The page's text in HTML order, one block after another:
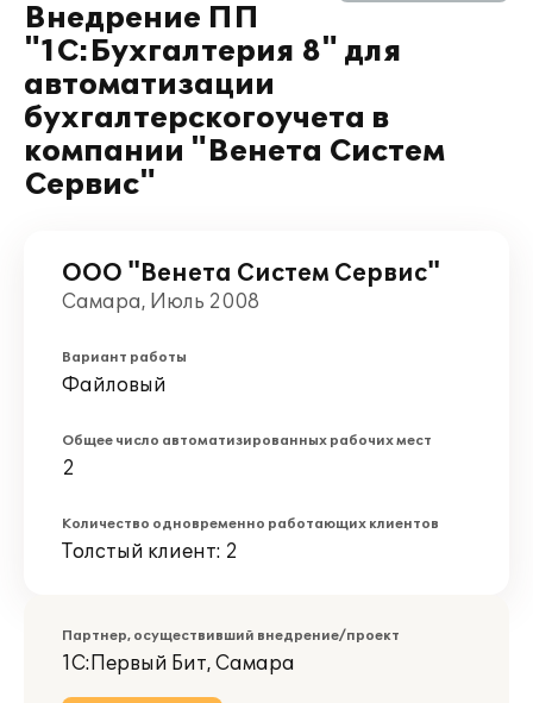
Внедрение ПП
"1С:Бухгалтерия 8" для
автоматизации
бухгалтерскогоучета в
компании "Венета Систем
Сервис"
ООО "Венета Систем Сервис"
Самара, Июль 2008
Вариант работы
Файловый
Общее число автоматизированных рабочих мест
2
Количество одновременно работающих клиентов
Толстый клиент: 2
Партнер, осуществивший внедрение/проект
1С:Первый Бит, Самара